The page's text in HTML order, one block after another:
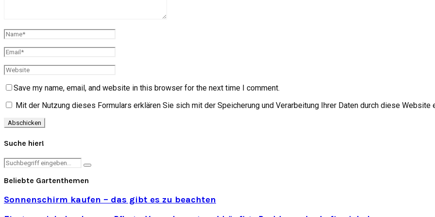
Save my name, email, and website in this browser for the next time I comment.
Mit der Nutzung dieses Formulars erklären Sie sich mit der Speicherung und Verarbeitung Ihrer Daten durch diese Website
Suche hier!
Search
for:
Search
Beliebte Gartenthemen
Sonnenschirm kaufen – das gibt es zu beachten